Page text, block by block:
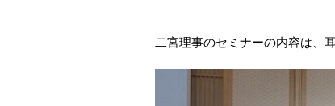
二宮理事のセミナーの内容は、